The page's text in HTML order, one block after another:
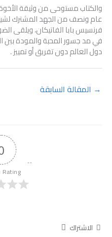
والكتاب مستوحى من وثيقة الأخوة
عام ونصف من الجهد المشترك لشيخ
فرنسيس بابا الفاتيكان، ويلقى
في مد جسور المحبة والمودة بين
دول العالم دون تفريق أو تمييز .
→ المقالة السابقة
الاشتراك